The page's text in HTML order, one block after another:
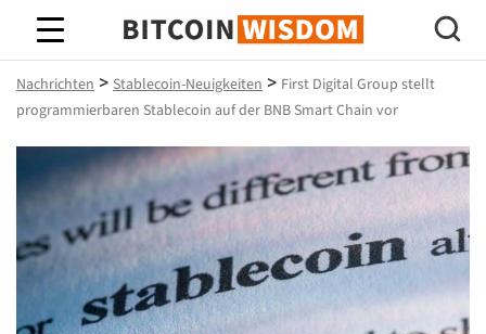
Bitcoin-Weisheit
Nachrichten > Stablecoin-Neuigkeiten > First Digital Group stellt
programmierbaren Stablecoin auf der BNB Smart Chain vor